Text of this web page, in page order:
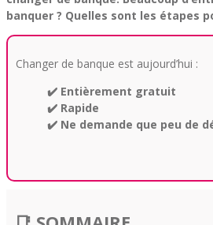
banquer ? Quelles sont les étapes
Changer de banque est aujourd’hui :
✔️ Entièrement gratuit
✔️ Rapide
✔️ Ne demande que peu de